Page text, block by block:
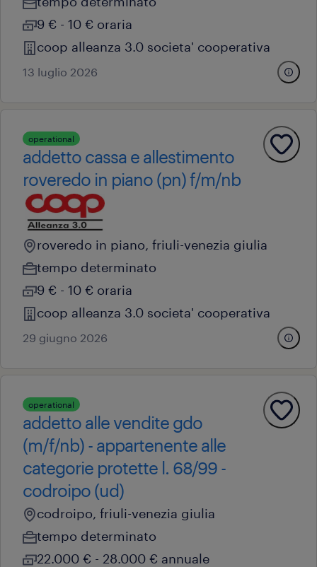
9 € - 10 € oraria
coop alleanza 3.0 societa' cooperativa
13 luglio 2026
operational
addetto cassa e allestimento
roveredo in piano (pn) f/m/nb
roveredo in piano, friuli-venezia giulia
tempo determinato
9 € - 10 € oraria
coop alleanza 3.0 societa' cooperativa
29 giugno 2026
operational
addetto alle vendite gdo
(m/f/nb) - appartenente alle
categorie protette l. 68/99 -
codroipo (ud)
codroipo, friuli-venezia giulia
tempo determinato
22.000 € - 28.000 € annuale